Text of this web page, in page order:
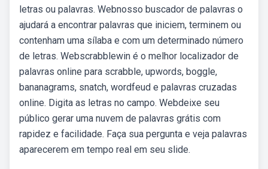
letras ou palavras. Webnosso buscador de palavras o
ajudará a encontrar palavras que iniciem, terminem ou
contenham uma sílaba e com um determinado número
de letras. Webscrabblewin é o melhor localizador de
palavras online para scrabble, upwords, boggle,
bananagrams, snatch, wordfeud e palavras cruzadas
online. Digita as letras no campo. Webdeixe seu
público gerar uma nuvem de palavras grátis com
rapidez e facilidade. Faça sua pergunta e veja palavras
aparecerem em tempo real em seu slide.